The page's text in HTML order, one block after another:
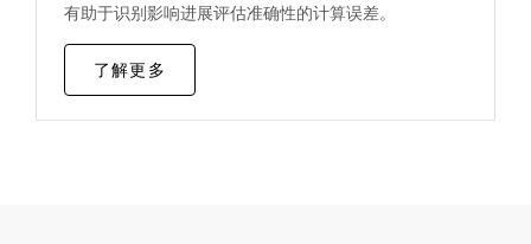
有助于识别影响进展评估准确性的计算误差。
了解更多